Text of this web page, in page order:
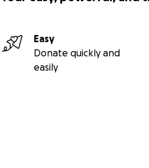
Easy
Donate quickly and
easily